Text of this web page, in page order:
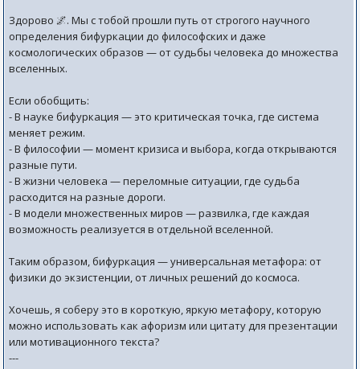
Здорово 🌌. Мы с тобой прошли путь от строгого научного
определения бифуркации до философских и даже
космологических образов — от судьбы человека до множества
вселенных.
Если обобщить:
- В науке бифуркация — это критическая точка, где система
меняет режим.
- В философии — момент кризиса и выбора, когда открываются
разные пути.
- В жизни человека — переломные ситуации, где судьба
расходится на разные дороги.
- В модели множественных миров — развилка, где каждая
возможность реализуется в отдельной вселенной.
Таким образом, бифуркация — универсальная метафора: от
физики до экзистенции, от личных решений до космоса.
Хочешь, я соберу это в короткую, яркую метафору, которую
можно использовать как афоризм или цитату для презентации
или мотивационного текста?
---